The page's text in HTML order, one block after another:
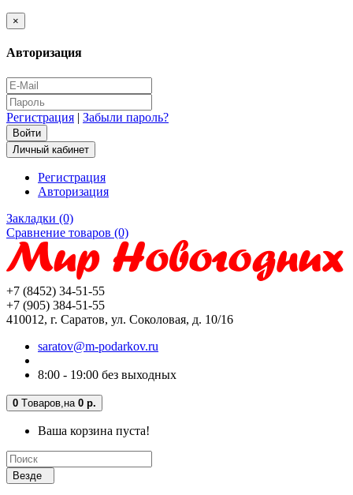
×
Авторизация
Регистрация | Забыли пароль?
Личный кабинет
Регистрация
Авторизация
Закладки (0)
Сравнение товаров (0)
+7 (8452) 34-51-55
+7 (905) 384-51-55
410012, г. Саратов, ул. Соколовая, д. 10/16
saratov@m-podarkov.ru
8:00 - 19:00 без выходных
0 Tоваров, на 0 р.
Ваша корзина пуста!
Везде